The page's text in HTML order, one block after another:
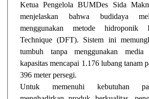
Ketua Pengelola BUMDes Sida
menjelaskan bahwa budidaya
menggunakan metode hidroponik
Technique (DFT). Sistem ini
tumbuh tanpa menggunakan media
kapasitas mencapai 1.176 lubang tanam
396 meter persegi.
Untuk memenuhi kebutuhan